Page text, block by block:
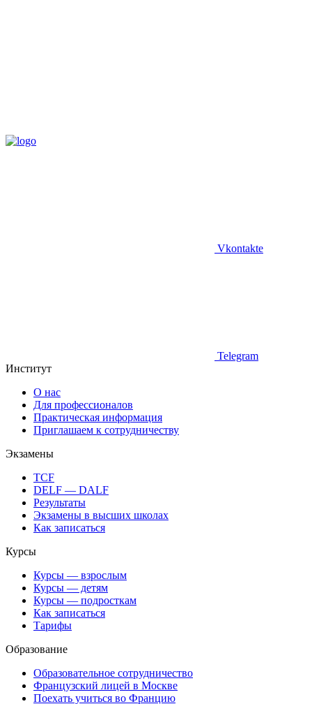
Vkontakte
Telegram
Институт
О нас
Для профессионалов
Практическая информация
Приглашаем к сотрудничеству
Экзамены
TCF
DELF — DALF
Результаты
Экзамены в высших школах
Как записаться
Курсы
Курсы — взрослым
Курсы — детям
Курсы — подросткам
Как записаться
Тарифы
Образование
Образовательное сотрудничество
Французский лицей в Москве
Поехать учиться во Францию